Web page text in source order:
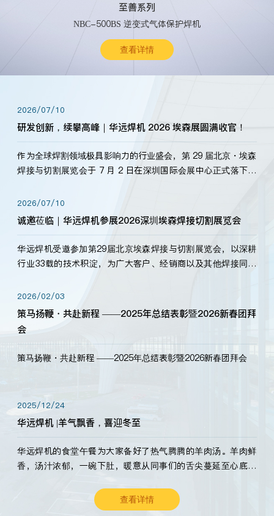
至善系列
NBC-500BS 逆变式气体保护焊机
查看详情
2026/07/10
研发创新，续攀高峰｜华远焊机 2026 埃森展圆满收官！
作为全球焊割领域极具影响力的行业盛会，第 29 届北京・埃森
焊接与切割展览会于 7 月 2 日在深圳国际会展中心正式落下帷
标准，持之以恒研发新产品、新技术。新老客户、行业伙伴、
海内外客户为目睹公司发布的新产…
2026/07/10
诚邀莅临｜华远焊机参展2026深圳埃森焊接切割展览会
华远焊机受邀参加第29届北京埃森焊接与切割展览会，以深耕
行业33载的技术积淀，为广大客户、经销商以及其他焊接同仁
2026/02/03
策马扬鞭・共赴新程 ——2025年总结表彰暨2026新春团拜
会
策马扬鞭・共赴新程 ——2025年总结表彰暨2026新春团拜会
2025/12/24
华远焊机 |羊气飘香，喜迎冬至
华远焊机的食堂午餐为大家备好了热气腾腾的羊肉汤。羊肉鲜
香，汤汁浓郁，一碗下肚，暖意从同事们的舌尖蔓延至心底。
查看详情